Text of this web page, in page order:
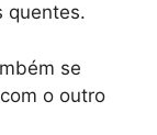
quentes.
se
o outro